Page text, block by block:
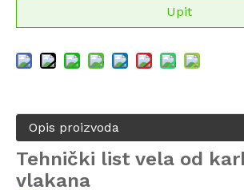
Upit
Opis proizvoda
Tehnički list vela od
vlakana